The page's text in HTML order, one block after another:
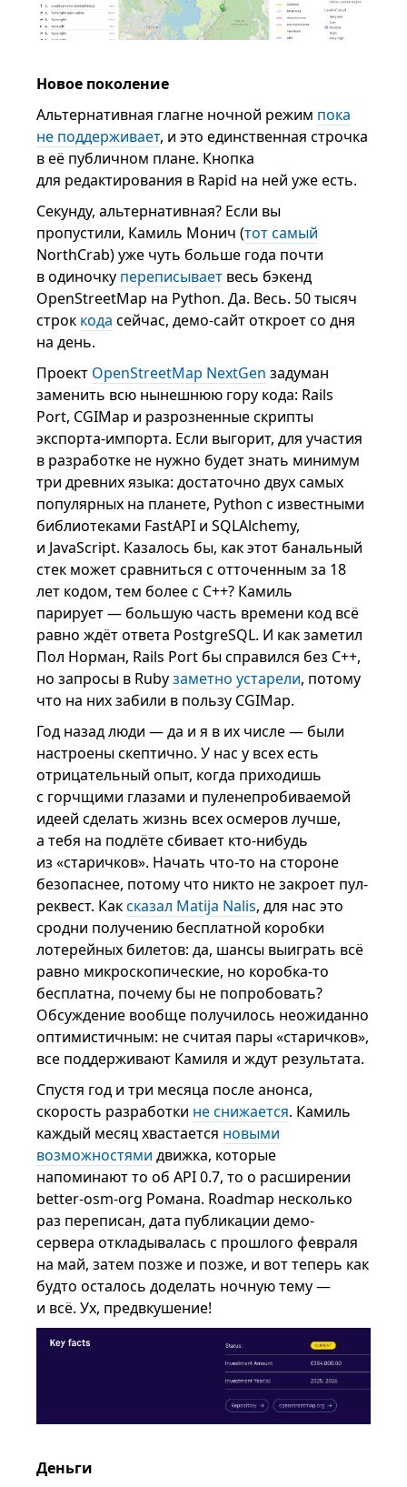
Новое поколение
Альтернативная глагне ночной режим пока
не поддерживает, и это единственная строчка
в её публичном плане. Кнопка
для редактирования в Rapid на ней уже есть.
Секунду, альтернативная? Если вы
пропустили, Камиль Монич (тот самый
NorthCrab) уже чуть больше года почти
в одиночку переписывает весь бэкенд
OpenStreetMap на Python. Да. Весь. 50 тысяч
строк кода сейчас, демо-сайт откроет со дня
на день.
Проект OpenStreetMap NextGen задуман
заменить всю нынешнюю гору кода: Rails
Port, CGIMap и разрозненные скрипты
экспорта-импорта. Если выгорит, для участия
в разработке не нужно будет знать минимум
три древних языка: достаточно двух самых
популярных на планете, Python с известными
библиотеками FastAPI и SQLAlchemy,
и JavaScript. Казалось бы, как этот банальный
стек может сравниться с отточенным за 18
лет кодом, тем более с C++? Камиль
парирует — большую часть времени код всё
равно ждёт ответа PostgreSQL. И как заметил
Пол Норман, Rails Port бы справился без C++,
но запросы в Rubyзаметно устарели, потому
что на них забили в пользу CGIMap.
Год назад люди — да и я в их числе — были
настроены скептично. У нас у всех есть
отрицательный опыт, когда приходишь
с горчщими глазами и пуленепробиваемой
идеей сделать жизнь всех осмеров лучше,
а тебя на подлёте сбивает кто-нибудь
из «старичков». Начать что-то на стороне
безопаснее, потому что никто не закроет пул-
реквест. Каксказал Matija Nalis, для нас это
сродни получению бесплатной коробки
лотерейных билетов: да, шансы выиграть всё
равно микроскопические, но коробка-то
бесплатна, почему бы не попробовать?
Обсуждение вообще получилось неожиданно
оптимистичным: не считая пары «старичков»,
все поддерживают Камиля и ждут результата.
Спустя год и три месяца после анонса,
скорость разработки не снижается. Камиль
каждый месяц хвастается новыми
возможностями движка, которые
напоминают то об API 0.7, то о расширении
better-osm-org Романа. Roadmap несколько
раз переписан, дата публикации демо-
сервера откладывалась с прошлого февраля
на май, затем позже и позже, и вот теперь как
будто осталось доделать ночную тему —
и всё. Ух, предвкушение!
Деньги